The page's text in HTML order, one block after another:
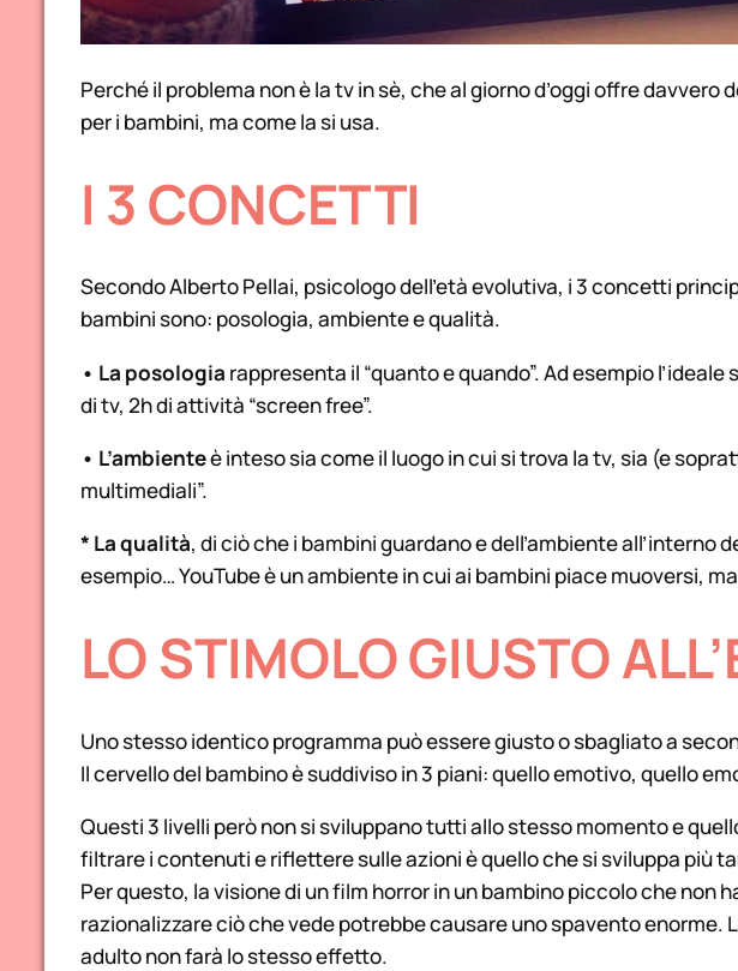
Perché il problema non è la tv in sè, che al giorno d’oggi offre
per i bambini, ma come la si usa.
I 3 CONCETTI
Secondo Alberto Pellai, psicologo dell’età evolutiva, i 3 concetti
bambini sono: posologia, ambiente e qualità.
• La posologia rappresenta il “quanto e quando”. Ad esempio
di tv, 2h di attività “screen free”.
• L’ambienteè inteso sia come il luogo in cui si trova la tv, sia (e
multimediali”.
* La qualità, di ciò che i bambini guardano e dell’ambiente all’interno
esempio… YouTube è un ambiente in cui ai bambini piace muoversi,
LO STIMOLO GIUSTO
Uno stesso identico programma può essere giusto o sbagliato a
Il cervello del bambino è suddiviso in 3 piani: quello emotivo, quello
Questi 3 livelli però non si sviluppano tutti allo stesso momento e
filtrare i contenuti e riflettere sulle azioni è quello che si sviluppa più
Per questo, la visione di un film horror in un bambino piccolo che non
razionalizzare ciò che vede potrebbe causare uno spavento enorme.
adulto non farà lo stesso effetto.